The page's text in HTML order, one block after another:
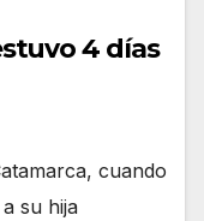
4 días
cuando
su hija